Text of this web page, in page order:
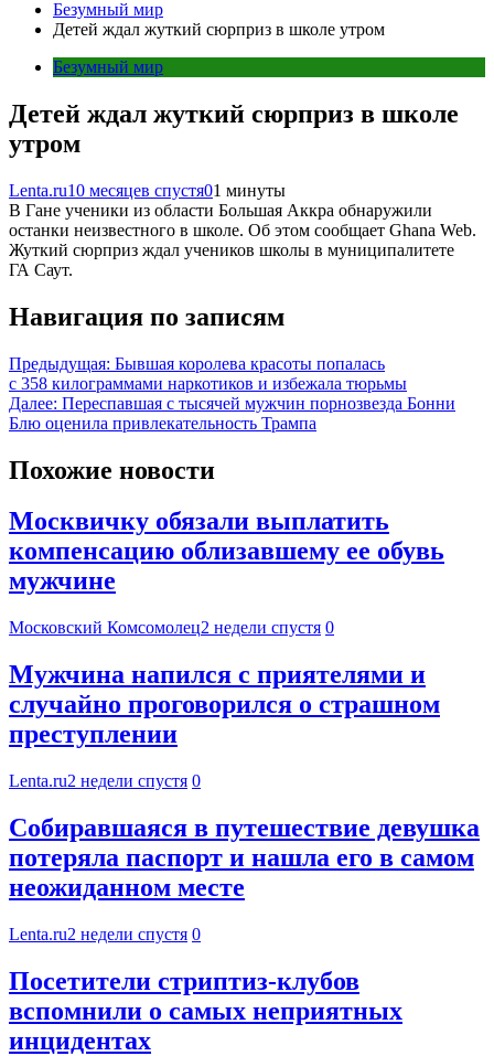
Безумный мир
Детей ждал жуткий сюрприз в школе утром
Безумный мир
Детей ждал жуткий сюрприз в школе
утром
Lenta.ru10 месяцев спустя01 минуты
В Гане ученики из области Большая Аккра обнаружили
останки неизвестного в школе. Об этом сообщает Ghana Web.
Жуткий сюрприз ждал учеников школы в муниципалитете
ГА Саут.
Навигация по записям
Предыдущая: Бывшая королева красоты попалась
с 358 килограммами наркотиков и избежала тюрьмы
Далее: Переспавшая с тысячей мужчин порнозвезда Бонни
Блю оценила привлекательность Трампа
Похожие новости
Москвичку обязали выплатить
компенсацию облизавшему ее обувь
мужчине
Московский Комсомолец2 недели спустя 0
Мужчина напился с приятелями и
случайно проговорился о страшном
преступлении
Lenta.ru2 недели спустя 0
Собиравшаяся в путешествие девушка
потеряла паспорт и нашла его в самом
неожиданном месте
Lenta.ru2 недели спустя 0
Посетители стриптиз-клубов
вспомнили о самых неприятных
инцидентах